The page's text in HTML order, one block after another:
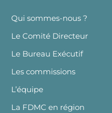
Qui sommes-nous ?
Le Comité Directeur
Le Bureau Exécutif
Les commissions
L’équipe
La FDMC en région